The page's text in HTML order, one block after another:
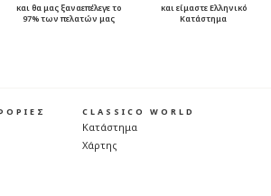
και θα μας ξαναεπέλεγε το
97% των πελατών μας
και είμαστε Ελληνικό
Κατάστημα
CLASSICO WORLD
Κατάστημα
Χάρτης